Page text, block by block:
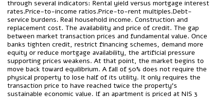
through several indicators: Rental yield versus mortgage interest
rates.Price-to-income ratios.Price-to-rent multiples.Debt-
service burdens. Real household income. Construction and
replacement cost. The availability and price of credit. The gap
between market transaction prices and fundamental value. Once
banks tighten credit, restrict financing schemes, demand more
equity or reduce mortgage availability, the artificial pressure
supporting prices weakens. At that point, the market begins to
move back toward equilibrium. A fall of 50% does not require the
physical property to lose half of its utility. It only requires the
transaction price to have reached twice the property’s
sustainable economic value. If an apartment is priced at NIS 3